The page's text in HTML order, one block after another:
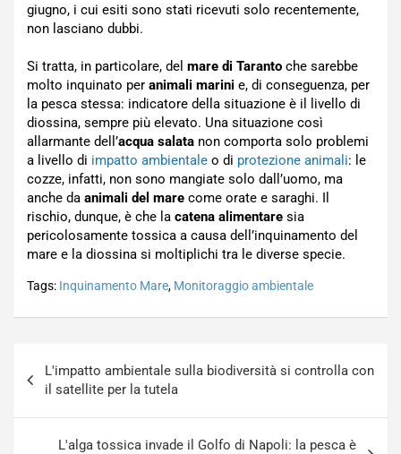
giugno, i cui esiti sono stati ricevuti solo recentemente,
non lasciano dubbi.
Si tratta, in particolare, del mare di Taranto che sarebbe
molto inquinato per animali marini e, di conseguenza, per
la pesca stessa: indicatore della situazione è il livello di
diossina, sempre più elevato. Una situazione così
allarmante dell’acqua salata non comporta solo problemi
a livello di impatto ambientale o di protezione animali: le
cozze, infatti, non sono mangiate solo dall’uomo, ma
anche da animali del mare come orate e saraghi. Il
rischio, dunque, è che la catena alimentare sia
pericolosamente tossica a causa dell’inquinamento del
mare e la diossina si moltiplichi tra le diverse specie.
Tags: Inquinamento Mare, Monitoraggio ambientale
articoli
L'impatto ambientale sulla biodiversità si controlla con
il satellite per la tutela
L'alga tossica invade il Golfo di Napoli: la pesca è